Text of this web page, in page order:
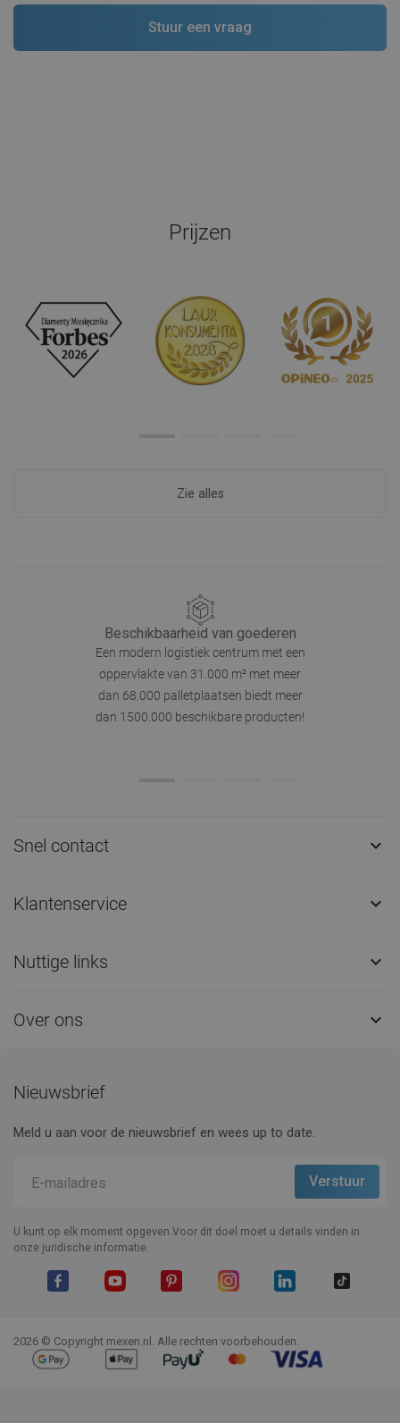
Prijzen
Zie alles
Beschikbaarheid van goederen
Een modern logistiek centrum met een
oppervlakte van 31.000 m² met meer
dan 68.000 palletplaatsen biedt meer
dan 1500.000 beschikbare producten!
Snel contact 
Klantenservice 
Nuttige links 
Over ons 
Nieuwsbrief
Meld u aan voor de nieuwsbrief en wees up to date.
U kunt op elk moment opgeven.Voor dit doel moet u details vinden in
onze juridische informatie.
2026 © Copyright mexen.nl. Alle rechten voorbehouden.